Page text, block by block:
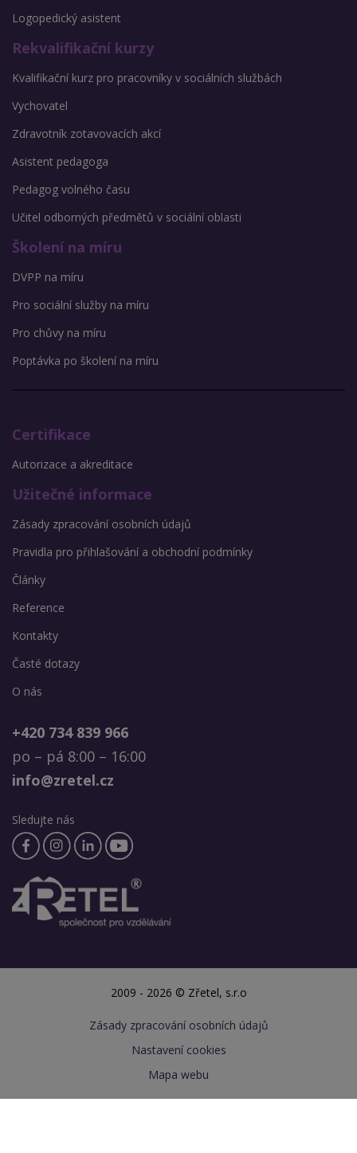
Logopedický asistent
Rekvalifikační kurzy
Kvalifikační kurz pro pracovníky v sociálních službách
Vychovatel
Zdravotník zotavovacích akcí
Asistent pedagoga
Pedagog volného času
Učitel odborných předmětů v sociální oblasti
Školení na míru
DVPP na míru
Pro sociální služby na míru
Pro chůvy na míru
Poptávka po školení na míru
Certifikace
Autorizace a akreditace
Užitečné informace
Zásady zpracování osobních údajů
Pravidla pro přihlašování a obchodní podmínky
Články
Reference
Kontakty
Časté dotazy
O nás
+420 734 839 966
po – pá 8:00 – 16:00
info@zretel.cz
Sledujte nás
2009 - 2026 © Zřetel, s.r.o
Zásady zpracování osobních údajů
Nastavení cookies
Mapa webu